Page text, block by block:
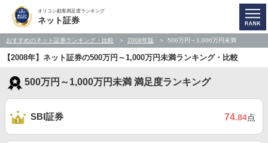
オリコン顧客満足度ランキング
ネット証券
おすすめのネット証券ランキング・比較 2008年版 500万円～1,000万円未満
【2008年】ネット証券の500万円～1,000万円未満ランキング・比較
500万円～1,000万円未満 満足度ランキング
SBI証券 74.84点